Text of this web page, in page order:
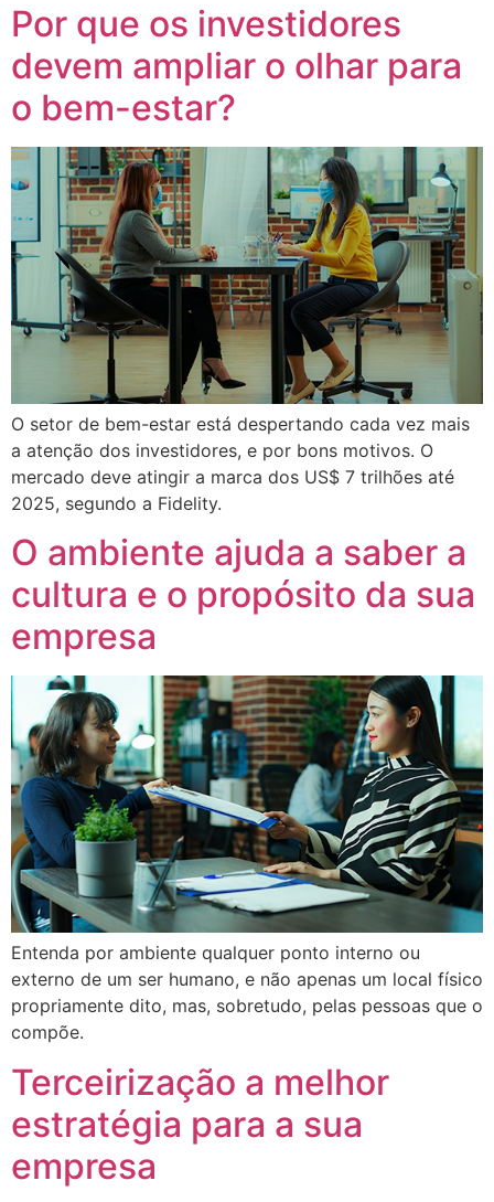
Por que os investidores
devem ampliar o olhar para
o bem-estar?
O setor de bem-estar está despertando cada vez mais
a atenção dos investidores, e por bons motivos. O
mercado deve atingir a marca dos US$ 7 trilhões até
2025, segundo a Fidelity.
O ambiente ajuda a saber a
cultura e o propósito da sua
empresa
Entenda por ambiente qualquer ponto interno ou
externo de um ser humano, e não apenas um local físico
propriamente dito, mas, sobretudo, pelas pessoas que o
compõe.
Terceirização a melhor
estratégia para a sua
empresa